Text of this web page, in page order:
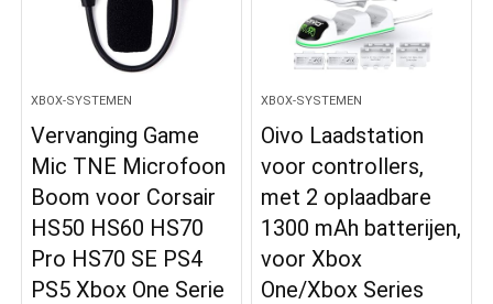
XBOX-SYSTEMEN
Vervanging Game
Mic TNE Microfoon
Boom voor Corsair
HS50 HS60 HS70
Pro HS70 SE PS4
PS5 Xbox One Serie
XBOX-SYSTEMEN
Oivo Laadstation
voor controllers,
met 2 oplaadbare
1300 mAh batterijen,
voor Xbox
One/Xbox Series